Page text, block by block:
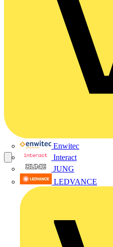
Enwitec
Interact
JUNG
LEDVANCE